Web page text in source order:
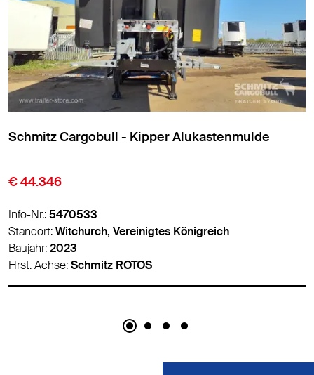
Meierling - Kipper Alukastenmulde
€ 6.900
Info-Nr.:5488786
Standort:Panevėžys, Litauen
Baujahr:2012
Hrst. Achse:BPW